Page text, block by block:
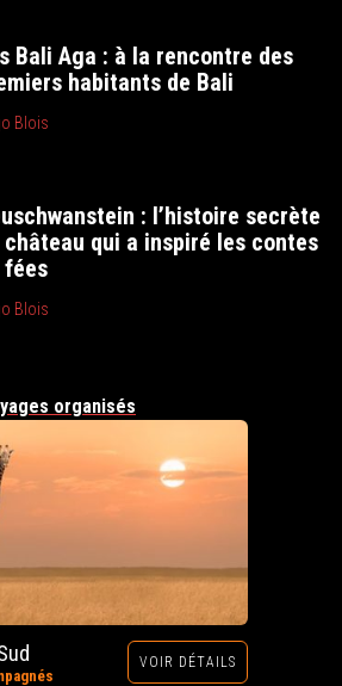
Bali Aga : à la rencontre des
habitants de Bali
Blois
: l’histoire secrète
château qui a inspiré les contes
fées
Blois
organisés
VOIR DÉTAILS